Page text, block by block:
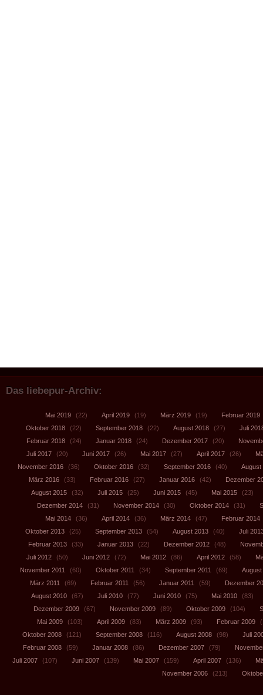
Das liebepur-Archiv:
Mai 2019 (22) April 2019 (19) März 2019 (19) Februar 2019
Oktober 2018
(22) September 2018 (22) August 2018 (27)
Juli
Februar 2018
(24) Januar 2018 (24) Dezember 2017 (20)
Juli 2017
(20) Juni 2017 (26) Mai 2017 (27) April 2017 (26)
November 2016
(36) Oktober 2016 (32) September 2016 (40)
August
März 2016
(33) Februar 2016 (27) Januar 2016 (42)
Dezember
August 2015
(32) Juli 2015 (25) Juni 2015 (45) Mai 2015
(23)
Dezember 2014
(31) November 2014 (30) Oktober 2014 (31)
Mai 2014
(36) April 2014 (36) März 2014 (47) Februar 2014
Oktober 2013
(25) September 2013 (54) August 2013 (40)
Juli
Februar 2013
(33) Januar 2013 (22) Dezember 2012 (48)
Juli 2012
(50) Juni 2012 (72) Mai 2012 (86) April 2012 (58)
November 2011
(60) Oktober 2011 (34) September 2011 (69)
August
März 2011
(69) Februar 2011 (56) Januar 2011 (59)
Dezember
August 2010
(67) Juli 2010 (77) Juni 2010 (75) Mai 2010
(83)
Dezember 2009
(67) November 2009 (89) Oktober 2009 (104)
Mai 2009
(103) April 2009 (83) März 2009 (93) Februar 2009
Oktober 2008
(121) September 2008 (116) August 2008 (98)
Juli
Februar 2008
(59) Januar 2008 (86) Dezember 2007 (79)
Juli 2007
(107) Juni 2007 (139) Mai 2007 (159) April 2007 (136)
November 2006
(213)